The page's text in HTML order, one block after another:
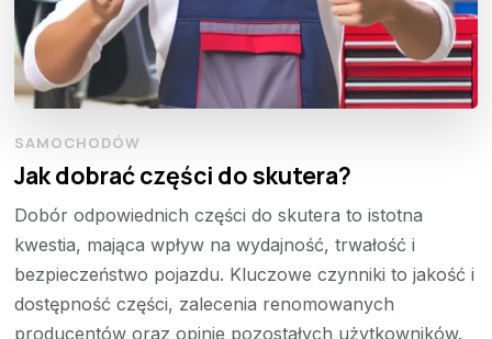
SAMOCHODÓW
Jak dobrać części do skutera?
Dobór odpowiednich części do skutera to istotna
kwestia, mająca wpływ na wydajność, trwałość i
bezpieczeństwo pojazdu. Kluczowe czynniki to jakość i
dostępność części, zalecenia renomowanych
producentów oraz opinie pozostałych użytkowników.